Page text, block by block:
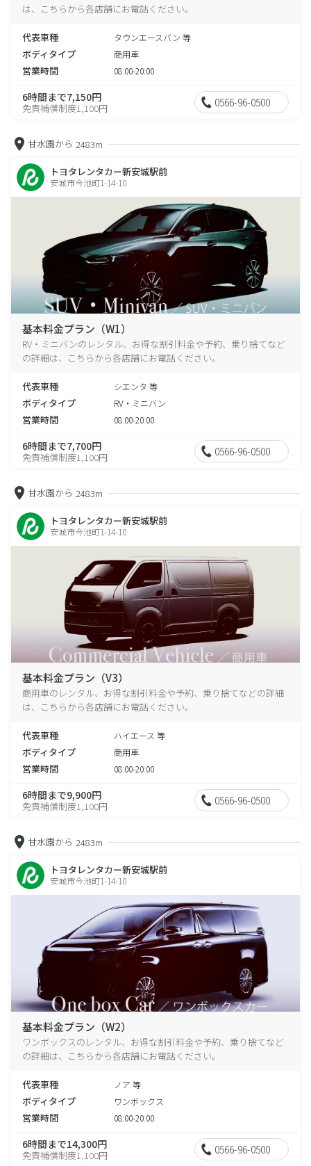
は、こちらから各店舗にお電話ください。
代表車種 タウンエースバン 等
ボディタイプ 商用車
営業時間 08:00-20:00
6時間まで7,150円
免責補償制度1,100円 0566-96-0500
甘水園から 2483m
トヨタレンタカー新安城駅前
安城市今池町1-14-10
基本料金プラン（W1）
RV・ミニバンのレンタル、お得な割引料金や予約、乗り捨てなど
の詳細は、こちらから各店舗にお電話ください。
代表車種 シエンタ 等
ボディタイプ RV・ミニバン
営業時間 08:00-20:00
6時間まで7,700円
免責補償制度1,100円 0566-96-0500
甘水園から 2483m
トヨタレンタカー新安城駅前
安城市今池町1-14-10
基本料金プラン（V3）
商用車のレンタル、お得な割引料金や予約、乗り捨てなどの詳細
は、こちらから各店舗にお電話ください。
代表車種 ハイエース 等
ボディタイプ 商用車
営業時間 08:00-20:00
6時間まで9,900円
免責補償制度1,100円 0566-96-0500
甘水園から 2483m
トヨタレンタカー新安城駅前
安城市今池町1-14-10
基本料金プラン（W2）
ワンボックスのレンタル、お得な割引料金や予約、乗り捨てなど
の詳細は、こちらから各店舗にお電話ください。
代表車種 ノア 等
ボディタイプ ワンボックス
営業時間 08:00-20:00
6時間まで14,300円
免責補償制度1,100円 0566-96-0500